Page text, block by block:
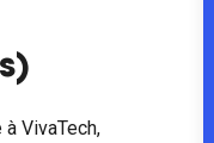
VivaTech,